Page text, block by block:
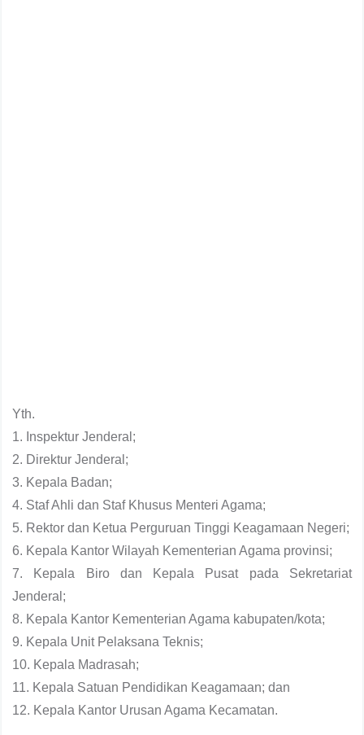
Yth.
1. Inspektur Jenderal;
2. Direktur Jenderal;
3. Kepala Badan;
4. Staf Ahli dan Staf Khusus Menteri Agama;
5. Rektor dan Ketua Perguruan Tinggi Keagamaan Negeri;
6. Kepala Kantor Wilayah Kementerian Agama provinsi;
7. Kepala Biro dan Kepala Pusat pada Sekretariat
Jenderal;
8. Kepala Kantor Kementerian Agama kabupaten/kota;
9. Kepala Unit Pelaksana Teknis;
10. Kepala Madrasah;
11. Kepala Satuan Pendidikan Keagamaan; dan
12. Kepala Kantor Urusan Agama Kecamatan.